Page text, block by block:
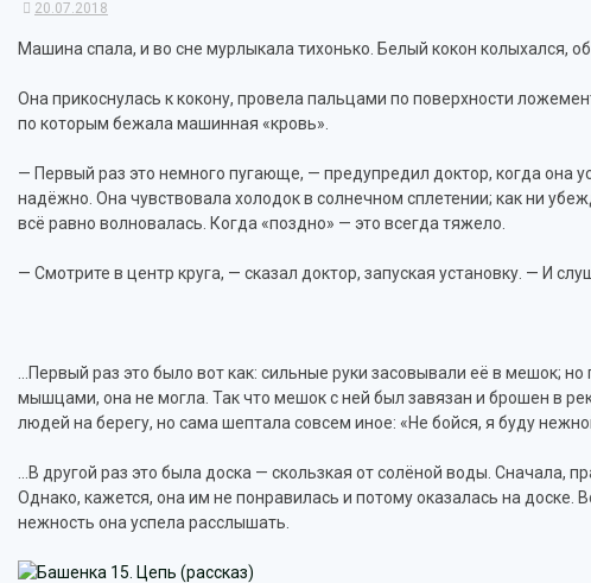
20.07.2018
Машина спала, и во сне мурлыкала тихонько. Белый кокон колыхался,
Она прикоснулась к кокону, провела пальцами по поверхности
по которым бежала машинная «кровь».
— Первый раз это немного пугающе, — предупредил доктор, когда она
надёжно. Она чувствовала холодок в солнечном сплетении; как ни
всё равно волновалась. Когда «поздно» — это всегда тяжело.
— Смотрите в центр круга, — сказал доктор, запуская установку. — И
…Первый раз это было вот как: сильные руки засовывали её в мешок;
мышцами, она не могла. Так что мешок с ней был завязан и брошен в
людей на берегу, но сама шептала совсем иное: «Не бойся, я буду
…В другой раз это была доска — скользкая от солёной воды. Сначала,
Однако, кажется, она им не понравилась и потому оказалась на
нежность она успела расслышать.